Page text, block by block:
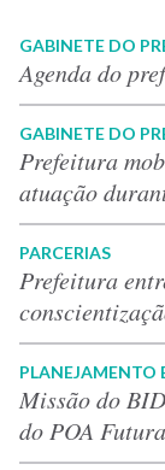
GABINETE DO
Agenda do
GABINETE DO
Prefeitura
atuação
PARCERIAS
Prefeitura
PLANEJAMENTO
Missão do
do POA Futura